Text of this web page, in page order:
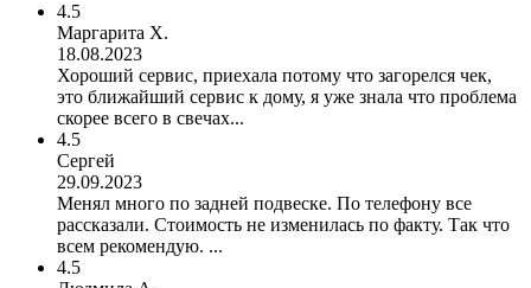
4.5
Маргарита Х.
18.08.2023
Хороший сервис, приехала потому что загорелся чек,
это ближайший сервис к дому, я уже знала что проблема
скорее всего в свечах...
4.5
Сергей
29.09.2023
Менял много по задней подвеске. По телефону все
рассказали. Стоимость не изменилась по факту. Так что
всем рекомендую. ...
4.5